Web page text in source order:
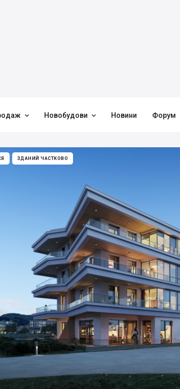
 Новобудови  Новини Форум
ЗДАНИЙ ЧАСТКОВО